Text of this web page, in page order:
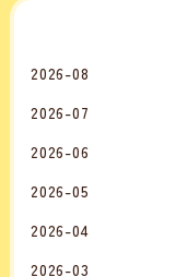
2026-08
2026-07
2026-06
2026-05
2026-04
2026-03